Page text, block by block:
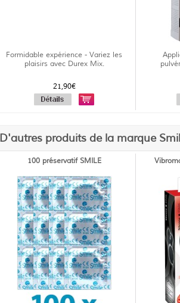
Formidable expérience - Variez les
plaisirs avec Durex Mix.
21,90€
D'autres produits de la marque
100 préservatif SMILE